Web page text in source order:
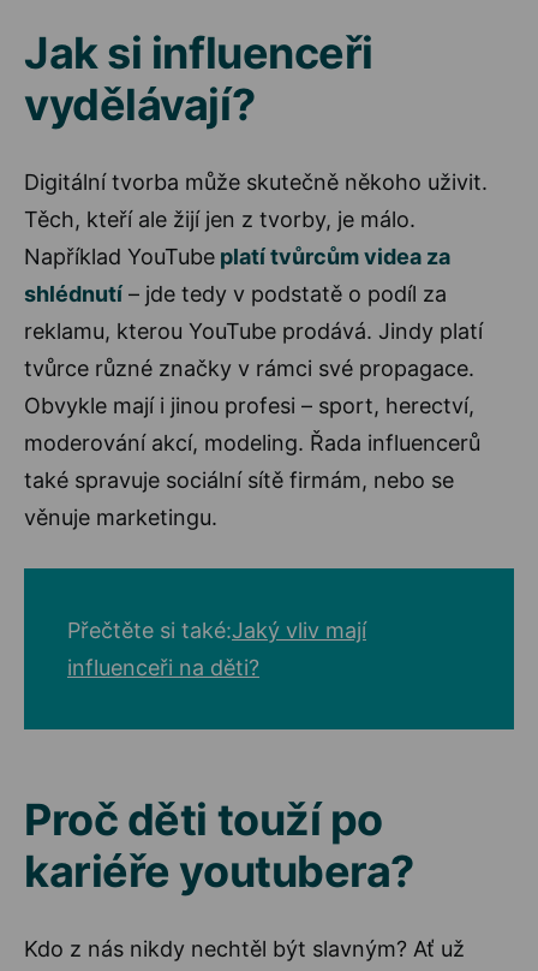
Jak si influenceři
vydělávají?
Digitální tvorba může skutečně někoho uživit.
Těch, kteří ale žijí jen z tvorby, je málo.
Například YouTube platí tvůrcům videa za
shlédnutí – jde tedy v podstatě o podíl za
reklamu, kterou YouTube prodává. Jindy platí
tvůrce různé značky v rámci své propagace.
Obvykle mají i jinou profesi – sport, herectví,
moderování akcí, modeling. Řada influencerů
také spravuje sociální sítě firmám, nebo se
věnuje marketingu.
Přečtěte si také:Jaký vliv mají
influenceři na děti?
Proč děti touží po
kariéře youtubera?
Kdo z nás nikdy nechtěl být slavným? Ať už